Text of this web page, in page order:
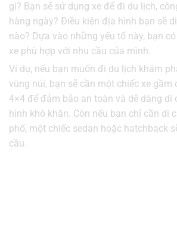
gì? Bạn sẽ sử dụng xe để đi du lịch,
hàng ngày? Điều kiện địa hình bạn sẽ
nào? Dựa vào những yếu tố này, bạn
xe phù hợp với nhu cầu của mình.
Ví dụ, nếu bạn muốn đi du lịch khám
vùng núi, bạn sẽ cần một chiếc xe gầm
4×4 để đảm bảo an toàn và dễ dàng di
hình khó khăn. Còn nếu bạn chỉ cần di
phố, một chiếc sedan hoặc hatchback
cầu.